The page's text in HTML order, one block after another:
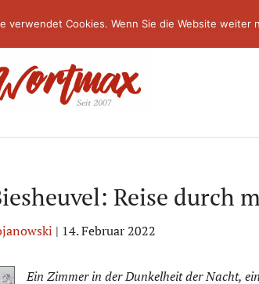
Reise durch
| 14. Februar 2022
Ein Zimmer in der Dunkelheit der Nacht,
verwendet Cookies. Wenn Sie die Website